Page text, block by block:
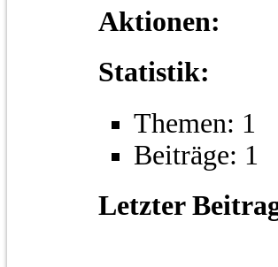
Aktionen:
Statistik:
Themen: 1
Beiträge: 1
Letzter